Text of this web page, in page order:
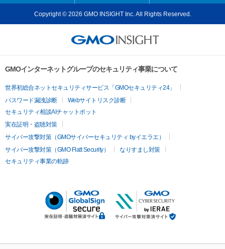
Copyright © 2026 GMO INSIGHT Inc. All Rights Reserved.
GMOインターネットグループのセキュリティ事業について
世界初総合ネットセキュリティサービス「GMOセキュリティ24」
パスワード漏洩診断
Webサイトリスク診断
セキュリティ相談AIチャットボット
実在証明・盗聴対策
サイバー攻撃対策（GMOサイバーセキュリティ byイエラエ）
サイバー攻撃対策（GMO Flatt Security）
なりすまし対策
セキュリティ事業の軌跡